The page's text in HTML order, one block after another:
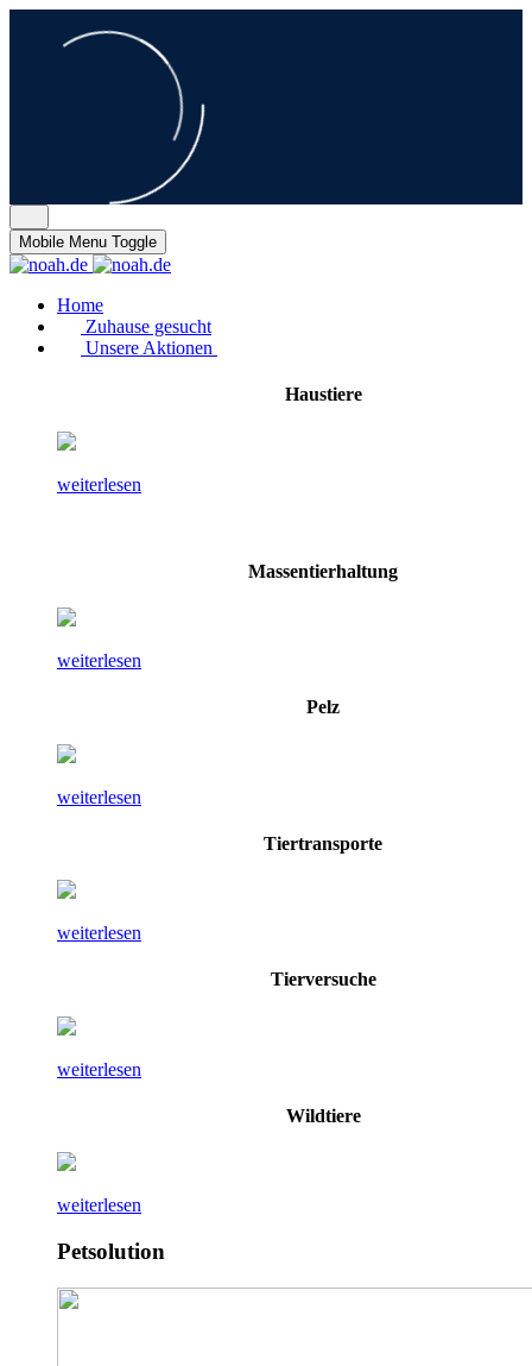
Mobile Menu Toggle
Home
Zuhause gesucht
Unsere Aktionen
Haustiere
weiterlesen
Massentierhaltung
weiterlesen
Pelz
weiterlesen
Tiertransporte
weiterlesen
Tierversuche
weiterlesen
Wildtiere
weiterlesen
Petsolution